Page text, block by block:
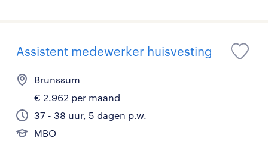
Assistent medewerker huisvesting
Brunssum
€ 2.962 per maand
37 - 38 uur, 5 dagen p.w.
MBO